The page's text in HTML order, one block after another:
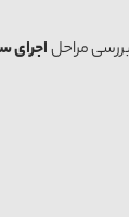
مراحلاجرای